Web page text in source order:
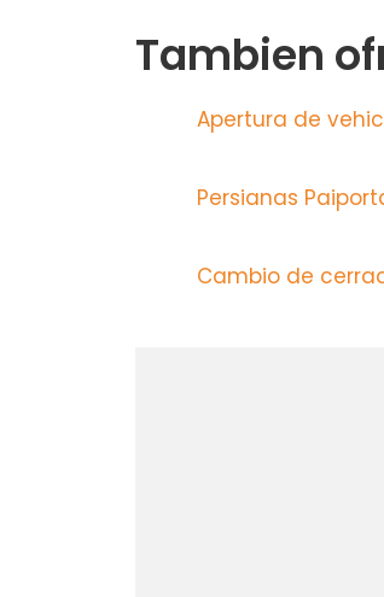
Tambien
Apertura de
Persianas
Cambio de